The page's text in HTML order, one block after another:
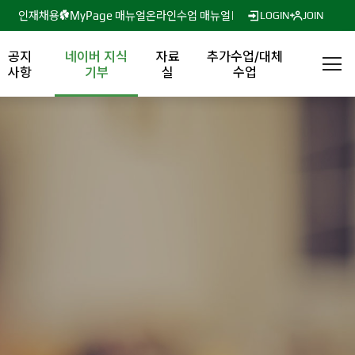
인재채용 MyPage 매뉴얼온라인수업 매뉴얼 LOGIN JOIN
공지
사항
네이버 지식
기부
자료
실
추가수업/대체
수업